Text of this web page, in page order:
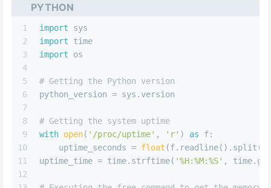
PYTHON
1
2
3
4
5
6
7
8
9
10
11
12
import sys
import time
import os
# Getting the Python version
python_version = sys.version
# Getting the system uptime
with open( '/proc/uptime' , 'r' ) as f:
    uptime_seconds =
float (f.readline().split()[
uptime_time = time.strftime( '%H:%M:%S' ,